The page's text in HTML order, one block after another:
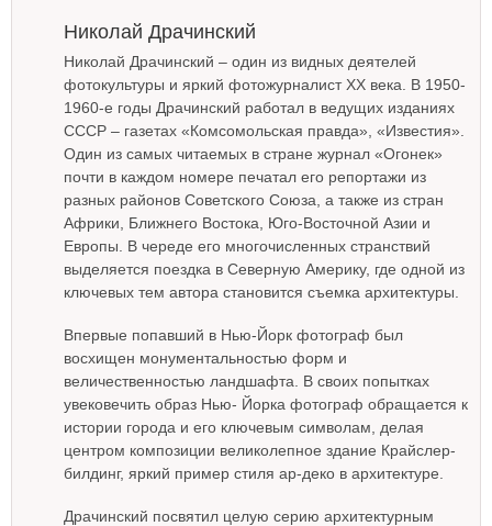
Николай Драчинский
Николай Драчинский – один из видных деятелей
фотокультуры и яркий фотожурналист ХХ века. В 1950-
1960-е годы Драчинский работал в ведущих изданиях
СССР – газетах «Комсомольская правда», «Известия».
Один из самых читаемых в стране журнал «Огонек»
почти в каждом номере печатал его репортажи из
разных районов Советского Союза, а также из стран
Африки, Ближнего Востока, Юго-Восточной Азии и
Европы. В череде его многочисленных странствий
выделяется поездка в Северную Америку, где одной из
ключевых тем автора становится съемка архитектуры.
Впервые попавший в Нью-Йорк фотограф был
восхищен монументальностью форм и
величественностью ландшафта. В своих попытках
увековечить образ Нью- Йорка фотограф обращается к
истории города и его ключевым символам, делая
центром композиции великолепное здание Крайслер-
билдинг, яркий пример стиля ар-деко в архитектуре.
Драчинский посвятил целую серию архитектурным